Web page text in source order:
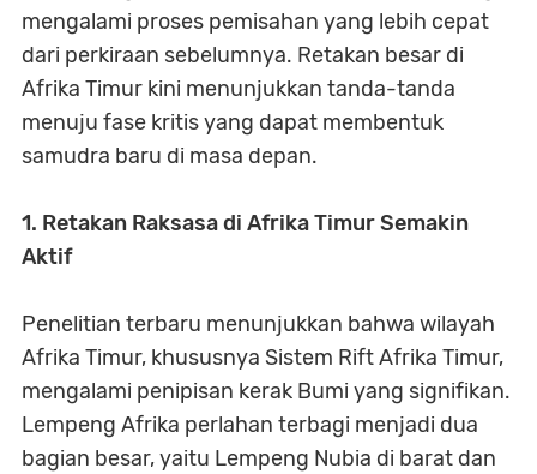
mengalami proses pemisahan yang lebih cepat
dari perkiraan sebelumnya. Retakan besar di
Afrika Timur kini menunjukkan tanda-tanda
menuju fase kritis yang dapat membentuk
samudra baru di masa depan.
1. Retakan Raksasa di Afrika Timur Semakin
Aktif
Penelitian terbaru menunjukkan bahwa wilayah
Afrika Timur, khususnya Sistem Rift Afrika Timur,
mengalami penipisan kerak Bumi yang signifikan.
Lempeng Afrika perlahan terbagi menjadi dua
bagian besar, yaitu Lempeng Nubia di barat dan